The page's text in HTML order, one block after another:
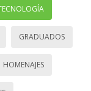
GRADUADOS
HOMENAJES